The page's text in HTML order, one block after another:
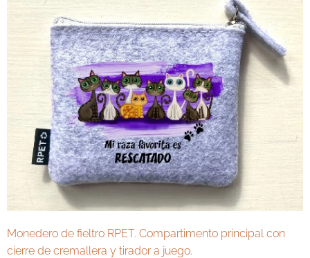
Monedero de fieltro RPET. Compartimento principal con
cierre de cremallera y tirador a juego.